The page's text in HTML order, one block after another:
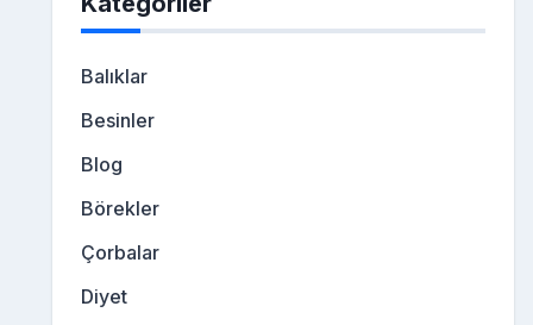
Balıklar
Besinler
Blog
Börekler
Çorbalar
Diyet